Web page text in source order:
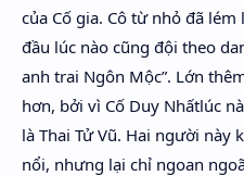
của Cố gia. Cô từ nhỏ đã
đầu lúc nào cũng đội theo
anh trai Ngôn Mộc”. Lớn
hơn, bởi vì Cố Duy Nhấtlúc
là Thai Tử Vũ. Hai người này
nổi, nhưng lại chỉ ngoan